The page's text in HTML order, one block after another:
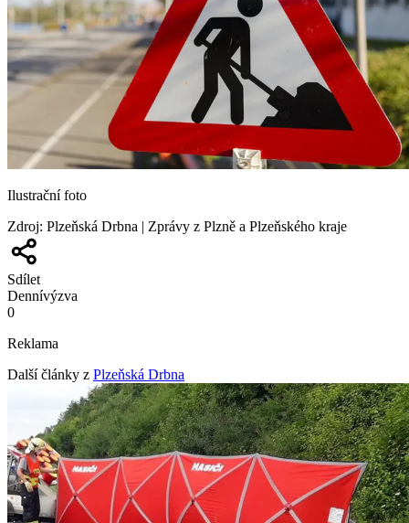
Ilustrační foto
Zdroj: Plzeňská Drbna | Zprávy z Plzně a Plzeňského kraje
Sdílet
Dennívýzva
0
Reklama
Další články z Plzeňská Drbna